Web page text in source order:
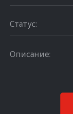
Статус:
Описание: